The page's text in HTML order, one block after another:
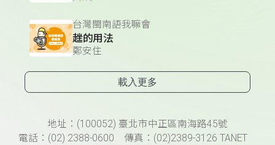
台灣閩南語我嘛會
趖的用法
鄭安住
載入更多
頁尾資訊地址：(100052) 臺北市中正區南海路45號
電話：(02) 2388-0600 傳真：(02)2389-3126 TANET